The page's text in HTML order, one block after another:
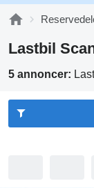
Lastbil
5 annoncer: